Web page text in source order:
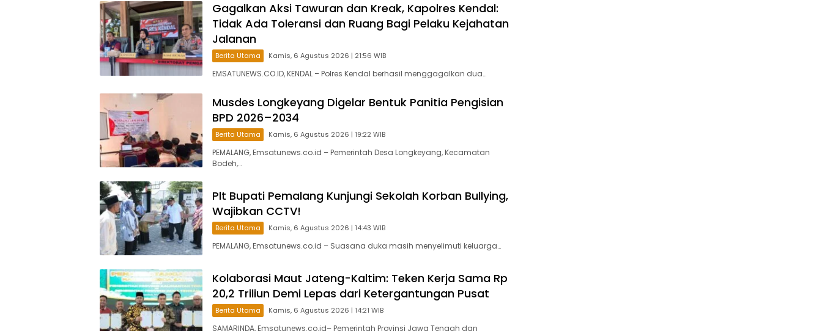
Gagalkan Aksi Tawuran dan Kreak, Kapolres Kendal:
Tidak Ada Toleransi dan Ruang Bagi Pelaku Kejahatan
Jalanan
Berita Utama Kamis, 6 Agustus 2026 | 21:56 WIB
EMSATUNEWS.CO.ID, KENDAL – Polres Kendal berhasil menggagalkan dua…
Musdes Longkeyang Digelar Bentuk Panitia Pengisian
BPD 2026–2034
Berita Utama Kamis, 6 Agustus 2026 | 19:22 WIB
PEMALANG, Emsatunews.co.id – Pemerintah Desa Longkeyang, Kecamatan
Bodeh,…
Plt Bupati Pemalang Kunjungi Sekolah Korban Bullying,
Wajibkan CCTV!
Berita Utama Kamis, 6 Agustus 2026 | 14:43 WIB
PEMALANG, Emsatunews.co.id – Suasana duka masih menyelimuti keluarga…
Kolaborasi Maut Jateng-Kaltim: Teken Kerja Sama Rp
20,2 Triliun Demi Lepas dari Ketergantungan Pusat
Berita Utama Kamis, 6 Agustus 2026 | 14:21 WIB
SAMARINDA, Emsatunews.co.id– Pemerintah Provinsi Jawa Tengah dan